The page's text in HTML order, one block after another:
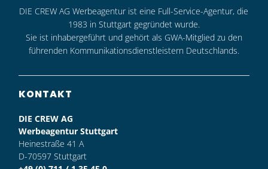
DIE CREW AG Werbeagentur ist eine Full-Service-Agentur, die
1983 in Stuttgart gegründet wurde.
Sie ist inhabergeführt und gehört als GWA-Mitglied zu den
führenden Kommunikationsdienstleistern Deutschlands.
KONTAKT
DIE CREW AG
Werbeagentur Stuttgart
Heinestraße 41 A
D-70597 Stuttgart